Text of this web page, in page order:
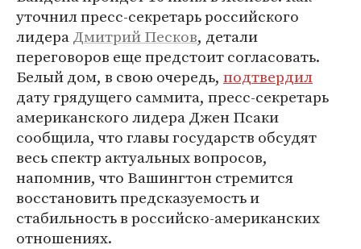
уточнил пресс-секретарь российского
лидераДмитрий Песков, детали
переговоров еще предстоит согласовать.
Белый дом, в свою очередь, подтвердил
дату грядущего саммита, пресс-секретарь
американского лидера Джен Псаки
сообщила, что главы государств обсудят
весь спектр актуальных вопросов,
напомнив, что Вашингтон стремится
восстановить предсказуемость и
стабильность в российско-американских
отношениях.